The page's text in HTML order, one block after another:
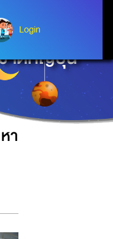
Login
Login
ชาติที่ญี่ปุ่น
า